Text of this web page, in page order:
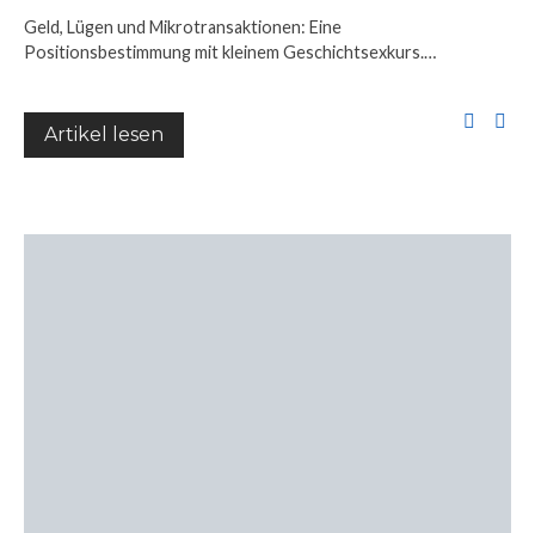
Geld, Lügen und Mikrotransaktionen: Eine
Positionsbestimmung mit kleinem Geschichtsexkurs.…
Artikel lesen